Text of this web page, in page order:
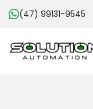
(47) 99131-9545